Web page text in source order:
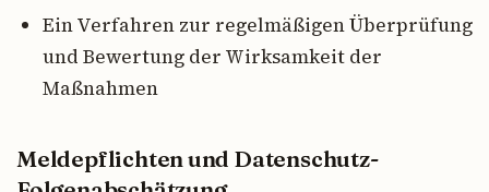
Ein Verfahren zur regelmäßigen Überprüfung
und Bewertung der Wirksamkeit der
Maßnahmen
Meldepflichten und Datenschutz-